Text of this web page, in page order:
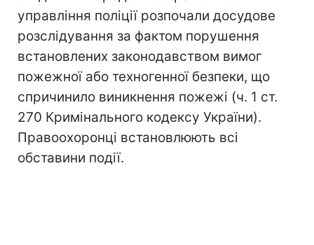
управління поліції розпочали досудове
розслідування за фактом порушення
встановлених законодавством вимог
пожежної або техногенної безпеки, що
спричинило виникнення пожежі (ч. 1 ст.
270 Кримінального кодексу України).
Правоохоронці встановлюють всі
обставини події.